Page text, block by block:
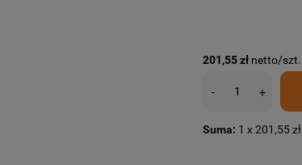
201,55 zł netto/szt.
- +
Suma: 1 x201,55 zł